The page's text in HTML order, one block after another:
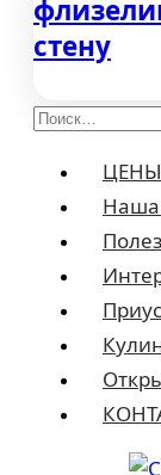
стену
Найти:
ЦЕНЫ
Наша